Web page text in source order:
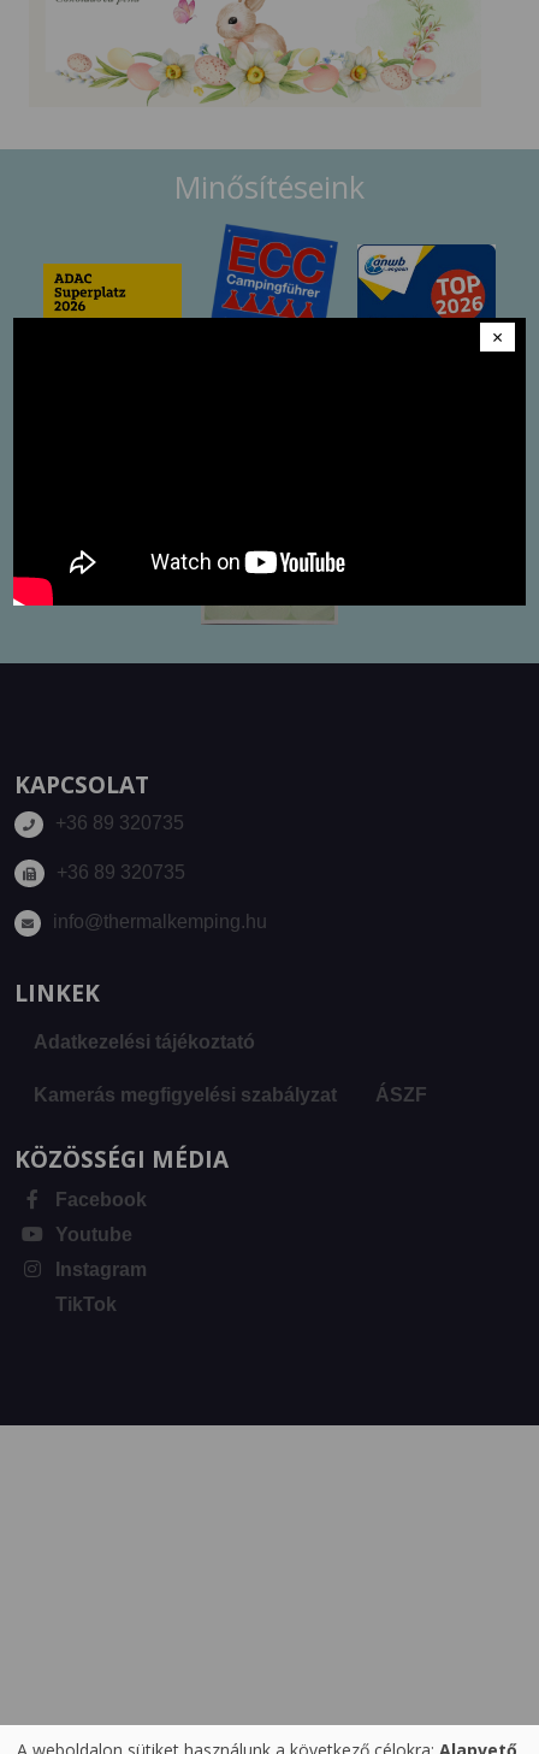
Minősítéseink
KAPCSOLAT
+36 89 320735
+36 89 320735
info@thermalkemping.hu
LINKEK
Adatkezelési tájékoztató
Kamerás megfigyelési szabályzat ÁSZF
KÖZÖSSÉGI MÉDIA
Facebook
Youtube
Instagram
TikTok
×